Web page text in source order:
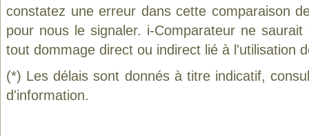
constatez une erreur dans cette comparaison
pour nous le signaler. i-Comparateur ne
tout dommage direct ou indirect lié à l'utilisation
(*) Les délais sont donnés à titre indicatif,
d'information.